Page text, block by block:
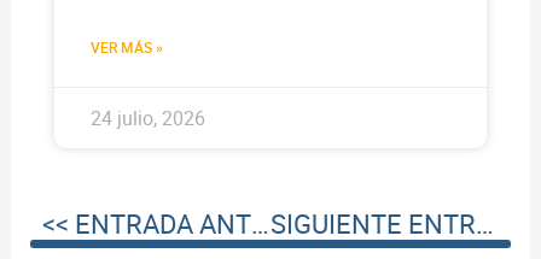
VER MÁS »
24 julio, 2026
<< ENTRADA ANTERIOR SIGUIENTE ENTRADA >>